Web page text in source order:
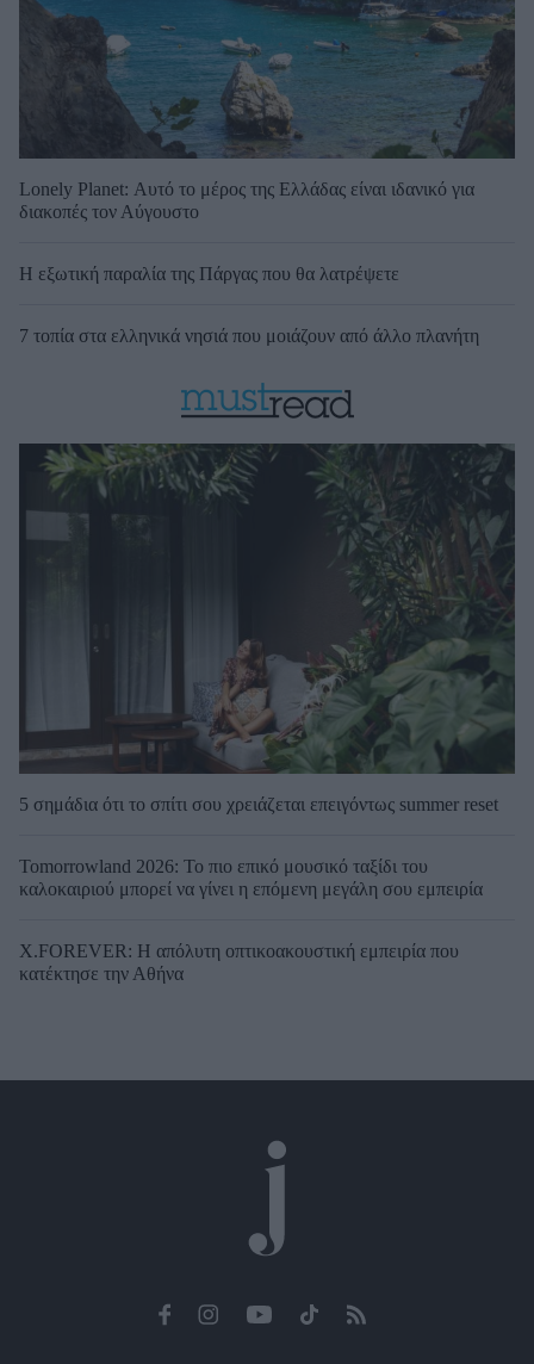
Lonely Planet: Αυτό το μέρος της Ελλάδας είναι ιδανικό για
διακοπές τον Αύγουστο
Η εξωτική παραλία της Πάργας που θα λατρέψετε
7 τοπία στα ελληνικά νησιά που μοιάζουν από άλλο πλανήτη
5 σημάδια ότι το σπίτι σου χρειάζεται επειγόντως summer reset
Tomorrowland 2026: Το πιο επικό μουσικό ταξίδι του
καλοκαιριού μπορεί να γίνει η επόμενη μεγάλη σου εμπειρία
X.FOREVER: Η απόλυτη οπτικοακουστική εμπειρία που
κατέκτησε την Αθήνα